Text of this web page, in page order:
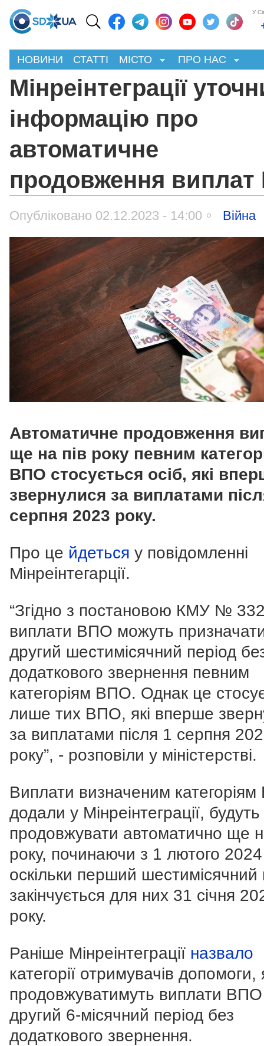
У
НОВИНИ СТАТТІ МІСТО ПРО НАС
Мінреінтеграції
інформацію про
автоматичне
продовження
Опубліковано 02.12.2023 - 14:00 Війна
Автоматичне продовження
ще на пів року певним
ВПО стосується осіб, які
звернулися за виплатами
серпня 2023 року.
Про це йдеться у повідомленні
Мінреінтегарції.
“Згідно з постановою КМУ №
виплати ВПО можуть
другий шестимісячний період
додаткового звернення певним
категоріям ВПО. Однак це
лише тих ВПО, які вперше
за виплатами після 1 серпня
року”, - розповіли у міністерстві.
Виплати визначеним
додали у Мінреінтеграції, будуть
продовжувати автоматично ще
року, починаючи з 1 лютого 2024
оскільки перший шестимісячний
закінчується для них 31 січня
року.
Раніше Мінреінтеграції назвало
категорії отримувачів допомоги,
продовжуватимуть виплати
другий 6-місячний період без
додаткового звернення.